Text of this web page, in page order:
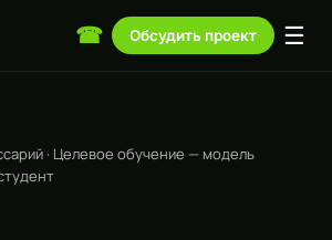
☎ Обсудить проект ☰
· Целевое обучение — модель